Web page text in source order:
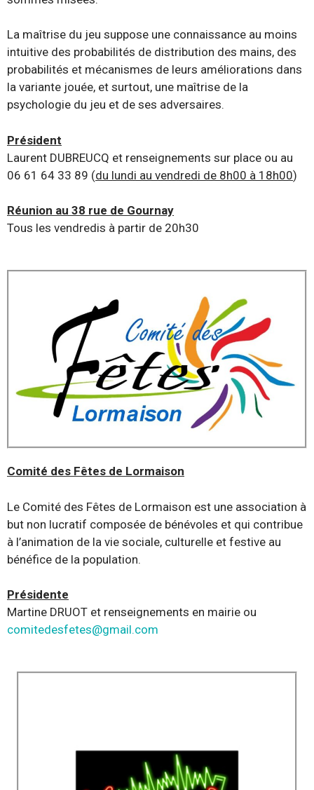
La maîtrise du jeu suppose une connaissance au moins
intuitive des probabilités de distribution des mains, des
probabilités et mécanismes de leurs améliorations dans
la variante jouée, et surtout, une maîtrise de la
psychologie du jeu et de ses adversaires.
Président
Laurent DUBREUCQ et renseignements sur place ou au
06 61 64 33 89 (du lundi au vendredi de 8h00 à 18h00)
Réunion au 38 rue de Gournay
Tous les vendredis à partir de 20h30
Comité des Fêtes de Lormaison
Le Comité des Fêtes de Lormaison est une association à
but non lucratif composée de bénévoles et qui contribue
à l’animation de la vie sociale, culturelle et festive au
bénéfice de la population.
Présidente
Martine DRUOT et renseignements en mairie ou
comitedesfetes@gmail.com